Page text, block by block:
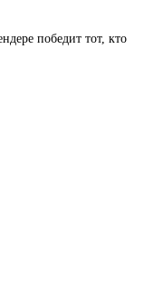
победит тот, кто